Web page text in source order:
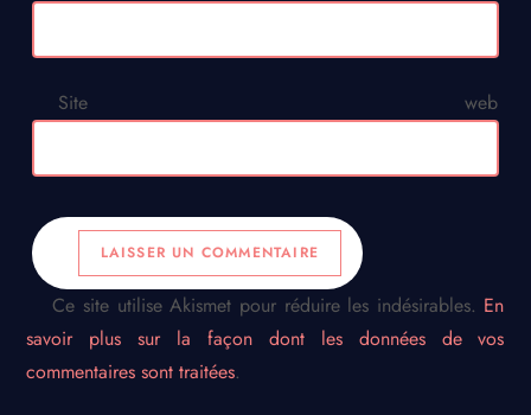
Site web
Ce site utilise Akismet pour réduire les indésirables. En
savoir plus sur la façon dont les données de vos
commentaires sont traitées.